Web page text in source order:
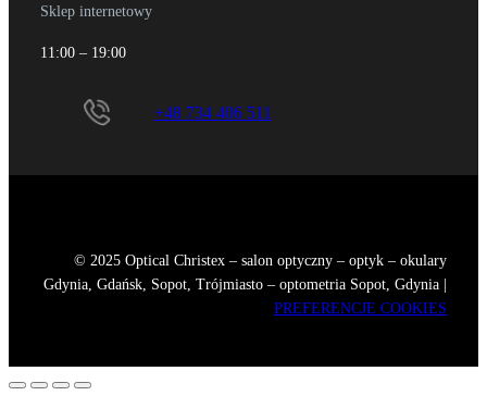
Sklep internetowy
11:00 – 19:00
+48 734 406 511
© 2025 Optical Christex – salon optyczny – optyk – okulary
Gdynia, Gdańsk, Sopot, Trójmiasto – optometria Sopot, Gdynia |
PREFERENCJE COOKIES